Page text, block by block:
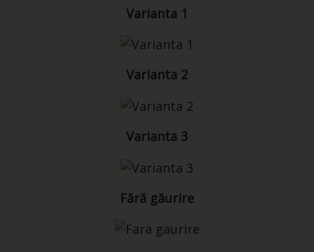
Varianta 1
Varianta 2
Varianta 3
Fără găurire